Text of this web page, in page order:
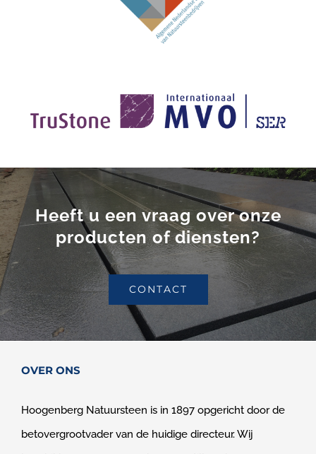
Heeft u een vraag over onze
producten of diensten?
CONTACT
OVER ONS
Hoogenberg Natuursteen is in 1897 opgericht door de
betovergrootvader van de huidige directeur. Wij